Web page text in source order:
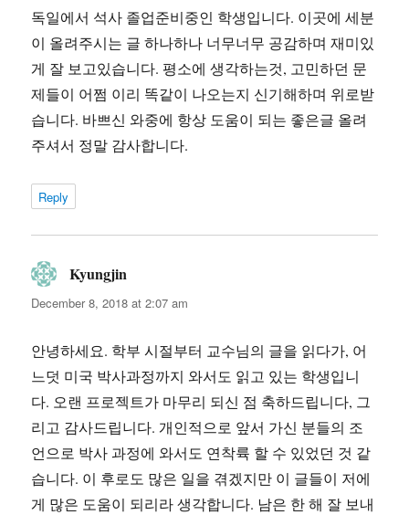
독일에서 석사 졸업준비중인 학생입니다. 이곳에 세분
이 올려주시는 글 하나하나 너무너무 공감하며 재미있
게 잘 보고있습니다. 평소에 생각하는것, 고민하던 문
제들이 어쩜 이리 똑같이 나오는지 신기해하며 위로받
습니다. 바쁘신 와중에 항상 도움이 되는 좋은글 올려
주셔서 정말 감사합니다.
Reply
Kyungjin
December 8, 2018 at 2:07 am
안녕하세요. 학부 시절부터 교수님의 글을 읽다가, 어
느덧 미국 박사과정까지 와서도 읽고 있는 학생입니
다. 오랜 프로젝트가 마무리 되신 점 축하드립니다, 그
리고 감사드립니다. 개인적으로 앞서 가신 분들의 조
언으로 박사 과정에 와서도 연착륙 할 수 있었던 것 같
습니다. 이 후로도 많은 일을 겪겠지만 이 글들이 저에
게 많은 도움이 되리라 생각합니다. 남은 한 해 잘 보내